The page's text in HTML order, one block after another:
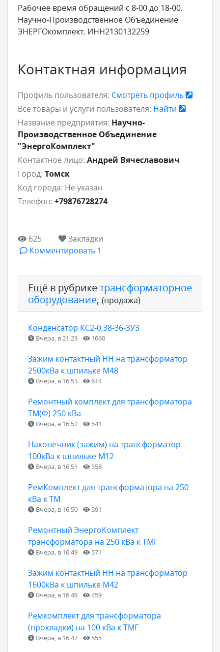
Рабочее время обращений с 8-00 до 18-00.
Научно-Производственное Объединение
ЭНЕРГОкомплект. ИНН2130132259
Контактная информация
Профиль пользователя: Смотреть профиль
Все товары и услуги пользователя: Найти
Название предприятия: Научно-
Производственное Объединение
"ЭнергоКомплект"
Контактное лицо: Андрей Вячеславович
Город: Томск
Код города: Не указан
Телефон: +79876728274
625
Закладки
Комментировать 1
Ещё в рубрикетрансформаторное
оборудование, (продажа)
Конденсатор КС2-0,38-36-3У3
Вчера, в 21:23 1660
Зажим контактный НН на трансформатор
2500кВа к шпильке М48
Вчера, в 16:53 614
Ремонтный комплект для трансформатора
ТМ(Ф) 250 кВа
Вчера, в 16:52 541
Наконечник (зажим) на трансформатор
100кВа к шпильке М12
Вчера, в 16:51 558
РемКомплект для трансформатора на 250
кВа к ТМ
Вчера, в 16:50 591
Ремонтный ЭнергоКомплект
трансформатора на 250 кВа к ТМГ
Вчера, в 16:49 571
Зажим контактный НН на трансформатор
1600кВа к шпильке М42
Вчера, в 16:48 459
Ремкомплект для трансформатора
(прокладки) на 100 кВа к ТМГ
Вчера, в 16:47 555